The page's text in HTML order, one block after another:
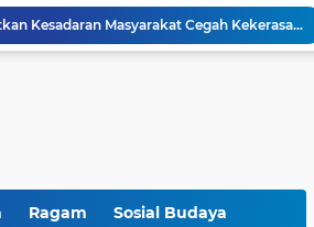
Polresta Bukittinggi Tingkatkan Kesadaran Masyarakat Cegah Kekerasan terhadap Perempuan dan TPPO
Raih IKPA 100, Polresta Bukittinggi Buktikan Pengelolaan Anggaran yang Profesional dan Akuntabel
Ragam Sosial Budaya